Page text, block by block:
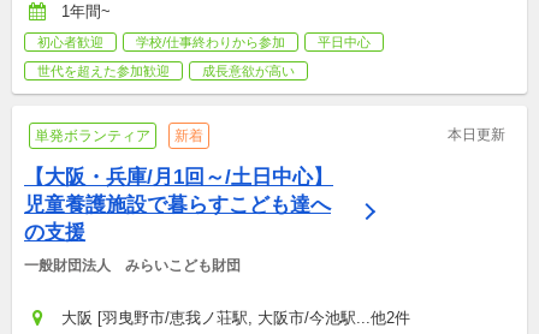
1年間~
初心者歓迎 学校/仕事終わりから参加
平日中心
世代を超えた参加歓迎
成長意欲が高い
単発ボランティア 新着 本日更新
【大阪・兵庫/月1回～/土日中心】
児童養護施設で暮らすこども達へ
の支援
一般財団法人　みらいこども財団
大阪 [羽曳野市/恵我ノ荘駅, 大阪市/今池駅...他2件